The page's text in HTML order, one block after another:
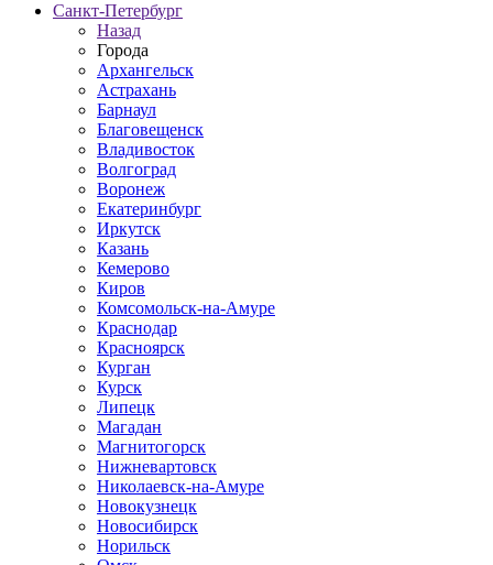
Санкт-Петербург
Назад
Города
Архангельск
Астрахань
Барнаул
Благовещенск
Владивосток
Волгоград
Воронеж
Екатеринбург
Иркутск
Казань
Кемерово
Киров
Комсомольск-на-Амуре
Краснодар
Красноярск
Курган
Курск
Липецк
Магадан
Магнитогорск
Нижневартовск
Николаевск-на-Амуре
Новокузнецк
Новосибирск
Норильск